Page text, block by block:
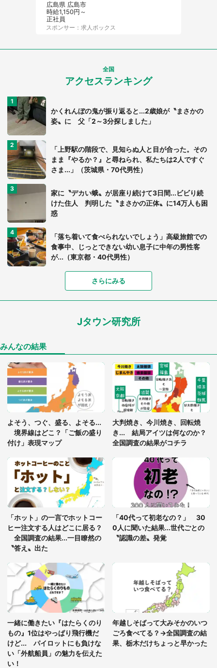
広島県 広島市
時給1,150円～
正社員
スポンサー：求人ボックス
全国
アクセスランキング
かくれんぼの鬼が振り返ると...2歳娘が〝まさかの
姿〟に 父「2～3分探しました」
「上野駅の階段で、見知らぬ人と目が合った。その
まま『やるか？』と尋ねられ、私たちは2人ですぐ
さま...」（茨城県・70代男性）
家に〝デカい蛾〟が居座り続けて3日間...ビビり続
けた住人 判明した〝まさかの正体〟に14万人も困
惑
「落ち着いて食べられないでしょう」高級旅館での
食事中、じっとできない幼い息子に中年の男性客
が...（東京都・40代男性）
「富豪すぎ」1歳息子の〝店頭駄々こね〟の内容に1.
7万人驚がく 「お菓子売り場ならまだしも...」「ハ
ードル高い」
「閉所恐怖症の私は新幹線で大パニック。隣席の青
「ゾワゾワする」「本当に気持ち悪い」 道端でバ
グっちゃってた〝野生の野菜〟に6.5万人戦慄
座布団だろ」「食パンの耳」と1.4万人困惑
っ暗な道で遭難状態。なんとか見つけた民家に助け
を求めると、住人の男性が...」
「孫にあげると思って、あなたにこれをあげる」
真夏の山道で見知らぬお婆さんに握らされたもの
（山口県・30代女性）
さらにみる
Jタウン研究所
みんなの結果
よそう、つぐ、盛る、よそる...
境界線はどこ？「ご飯の盛り
付け」表現マップ
大判焼き、今川焼き、回転焼
き... 結局アイツは何なのか？
全国調査の結果がコチラ
「ホット」の一言でホットコー
ヒー注文する人はどこに居る？
全国調査の結果...一目瞭然の
〝答え〟出た
「40代って初老なの？」 30
0人に聞いた結果...世代ごとの
〝認識の差〟発覚
一緒に働きたい『はたらくのり
もの』1位はやっぱり飛行機だ
けど... パイロットにも負けな
い「外航船員」の魅力を伝えた
い！
年越しそばって大みそかのいつ
ごろ食べてる？→全国調査の結
果、栃木だけちょっと早かった